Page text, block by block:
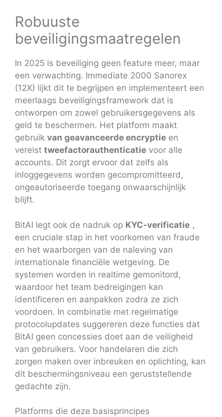
Robuuste
beveiligingsmaatregelen
In 2025 is beveiliging geen feature meer, maar
een verwachting. Immediate 2000 Sanorex
(12X) lijkt dit te begrijpen en implementeert een
meerlaags beveiligingsframework dat is
ontworpen om zowel gebruikersgegevens als
geld te beschermen. Het platform maakt
gebruik van geavanceerde encryptie en
vereist tweefactorauthenticatie voor alle
accounts. Dit zorgt ervoor dat zelfs als
inloggegevens worden gecompromitteerd,
ongeautoriseerde toegang onwaarschijnlijk
blijft.
BitAI legt ook de nadruk op KYC-verificatie ,
een cruciale stap in het voorkomen van fraude
en het waarborgen van de naleving van
internationale financiële wetgeving. De
systemen worden in realtime gemonitord,
waardoor het team bedreigingen kan
identificeren en aanpakken zodra ze zich
voordoen. In combinatie met regelmatige
protocolupdates suggereren deze functies dat
BitAI geen concessies doet aan de veiligheid
van gebruikers. Voor handelaren die zich
zorgen maken over inbreuken en oplichting, kan
dit beschermingsniveau een geruststellende
gedachte zijn.
Platforms die deze basisprincipes